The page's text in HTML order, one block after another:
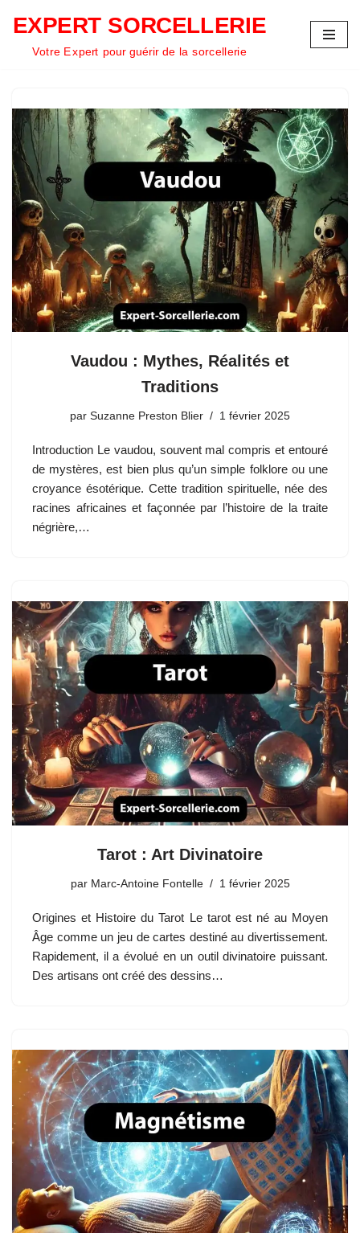
EXPERT SORCELLERIE
Votre Expert pour guérir de la sorcellerie
Vaudou : Mythes, Réalités et
Traditions
par Suzanne Preston Blier 1 février 2025
Introduction Le vaudou, souvent mal compris et entouré
de mystères, est bien plus qu’un simple folklore ou une
croyance ésotérique. Cette tradition spirituelle, née des
racines africaines et façonnée par l’histoire de la traite
négrière,…
Tarot : Art Divinatoire
par Marc-Antoine Fontelle 1 février 2025
Origines et Histoire du Tarot Le tarot est né au Moyen
Âge comme un jeu de cartes destiné au divertissement.
Rapidement, il a évolué en un outil divinatoire puissant.
Des artisans ont créé des dessins…